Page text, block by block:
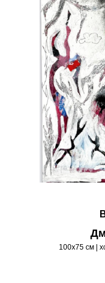
100х75 см |